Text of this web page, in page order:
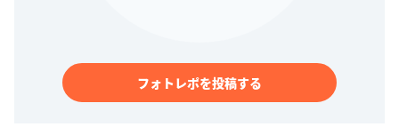
フォトレポを投稿する